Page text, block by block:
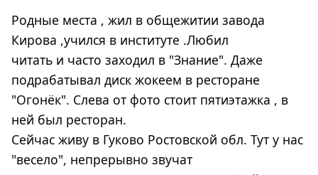
Родные места , жил в общежитии завода
Кирова ,учился в институте .Любил
читать и часто заходил в "Знание". Даже
подрабатывал диск жокеем в ресторане
"Огонёк". Слева от фото стоит пятиэтажка , в
ней был ресторан.
Сейчас живу в Гуково Ростовской обл. Тут у нас
"весело", непрерывно звучат